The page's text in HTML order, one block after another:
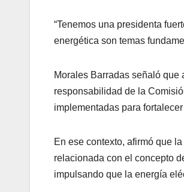
“Tenemos una presidenta
energética son temas
Morales Barradas señaló
responsabilidad de la
implementadas para
En ese contexto, afirmó que
relacionada con el concepto
impulsando que la energía